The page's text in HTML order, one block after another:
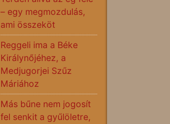
– egy megmozdulás,
ami összeköt
Reggeli ima a Béke
Királynőjéhez, a
Medjugorjei Szűz
Máriához
Más bűne nem jogosít
fel senkit a gyűlöletre,